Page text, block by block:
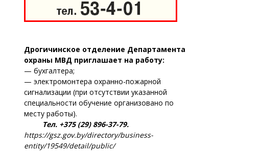
Дрогичинское отделение Департамента
охраны МВД приглашает на работу:
— бухгалтера;
— электромонтера охранно-пожарной
сигнализации (при отсутствии указанной
специальности обучение организовано по
месту работы).
Тел. +375 (29) 896-37-79.
https://gsz.gov.by/directory/business-
entity/19549/detail/public/